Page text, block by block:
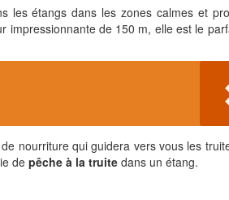
les étangs dans les zones calmes et
impressionnante de 150 m, elle est le
nourriture qui guidera vers vous les
de pêche à la truite dans un étang.